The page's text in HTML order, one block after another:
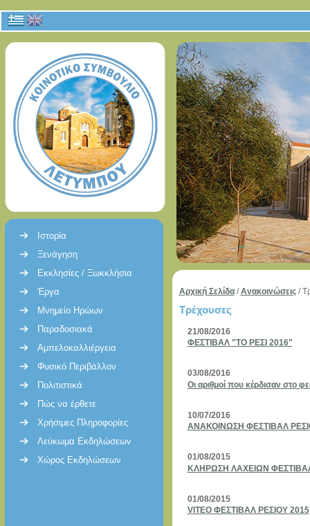
Ιστορία
Ξενάγηση
Εκκλησίες / Ξωκκλήσια
Έργα
Μνημείο Ηρώων
Παραδοσιακά
Αμπελοκαλλιέργεια
Φυσικό Περιβάλλον
Πολιτιστικά
Πώς να έρθετε
Χρήσιμες Πληροφορίες
Λεύκωμα Εκδηλώσεων
Χώρος Εκδηλώσεων
Αρχική Σελίδα/Ανακοινώσεις/
Τρέχουσες
21/08/2016
ΦΕΣΤΙΒΑΛ "ΤΟ ΡΕΣΙ 2016"
03/08/2016
Οι αριθμοί που κέρδισαν στο
10/07/2016
ΑΝΑΚΟΙΝΩΣΗ ΦΕΣΤΙΒΑΛ
01/08/2015
ΚΛΗΡΩΣΗ ΛΑΧΕΙΩΝ
01/08/2015
VITEO ΦΕΣΤΙΒΑΛ ΡΕΣΙΟΥ 2015